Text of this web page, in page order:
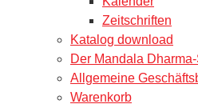
Zeitschriften
Katalog download
Der Mandala
Allgemeine
Warenkorb